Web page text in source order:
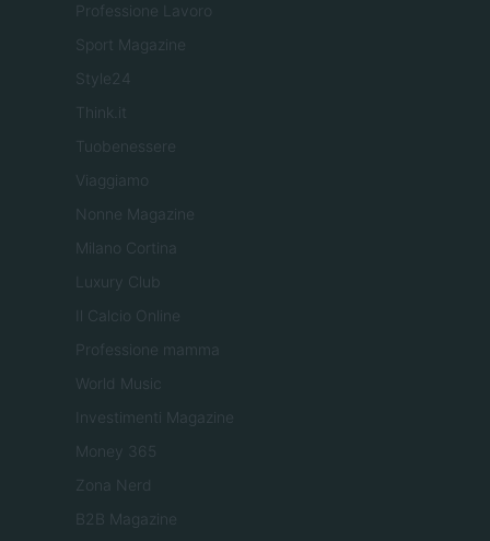
Professione Lavoro
Sport Magazine
Style24
Think.it
Tuobenessere
Viaggiamo
Nonne Magazine
Milano Cortina
Luxury Club
Il Calcio Online
Professione mamma
World Music
Investimenti Magazine
Money 365
Zona Nerd
B2B Magazine